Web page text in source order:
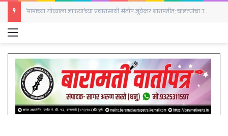
‘मामाच्या गोव्याला जाऊया’च्या प्रचारासाठी संतोष जुवेकर बारामतीत; चाहत्यांचा उत्स्फूर्त प्रतिसाद
Menu